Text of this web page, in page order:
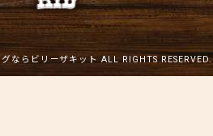
ならビリーザキット ALL RIGHTS RESERVED.